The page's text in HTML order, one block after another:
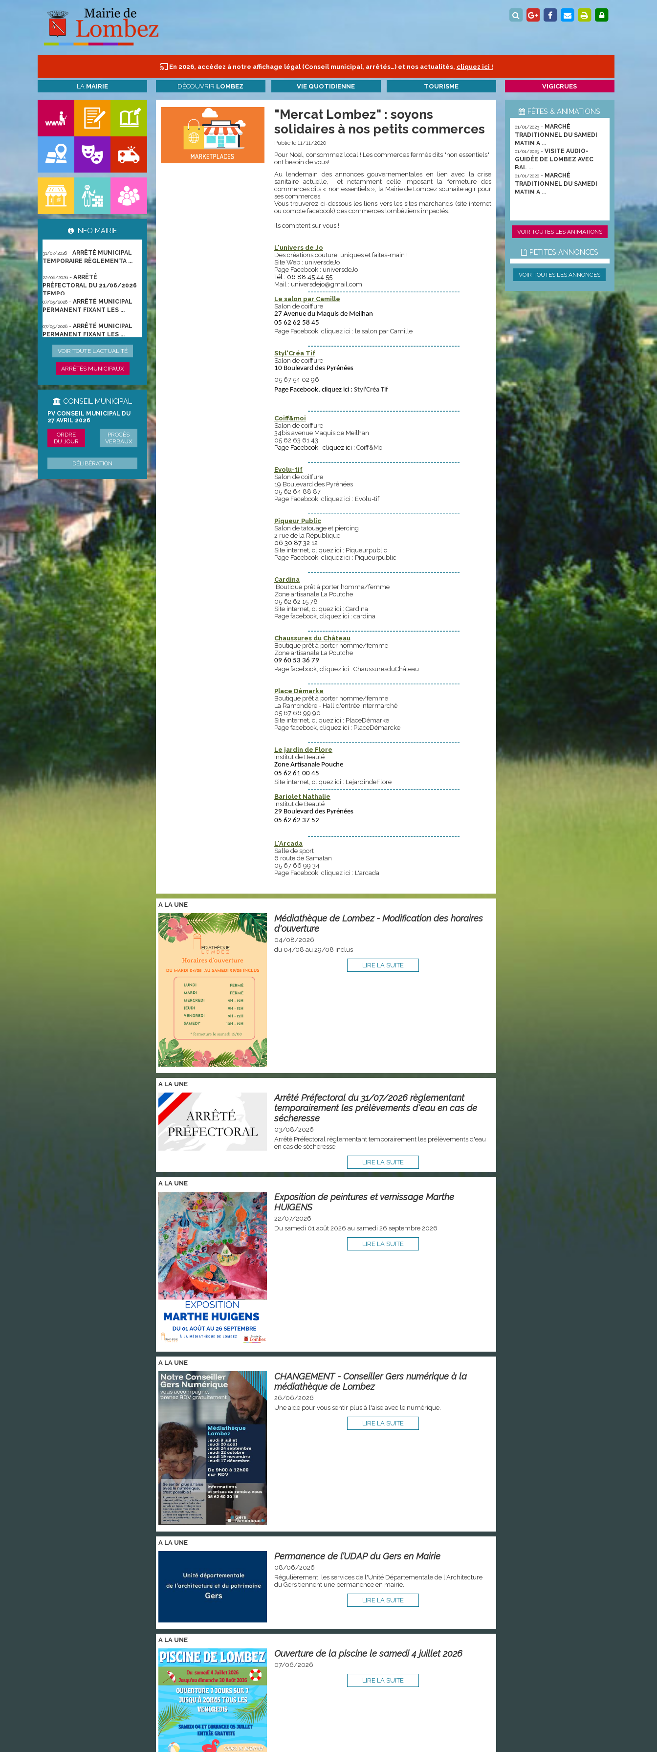
En 2026, accédez à notre affichage légal (Conseil municipal, arrêtés…) et nos actualités, cliquez ici !
LA MAIRIE DÉCOUVRIR LOMBEZ VIE QUOTIDIENNE TOURISME VIGICRUES
INFO MAIRIE
TEMPORAIRES RÈGLEME ...
TEMPORAIRE RÈGLEMENTA ...
PRÉFECTORAL DU 21/06/2026
TEMPO ...
07/05/2026-
PERMANENT FIXANT LES ...
PERMANENT FIXANT LES ...
28/04/2026-UNE NAISSANCE UN
ARBREVOIR TOUTE L'ACTUALITÉ
ARRÊTÉS MUNICIPAUX
CONSEIL MUNICIPAL
PV CONSEIL MUNICIPAL DU
27 AVRIL 2026
ORDRE
DU JOUR
PROCÈS
VERBAUX
DÉLIBÉRATION
"Mercat Lombez" : soyons
solidaires à nos petits commerces
Publié le 11/11/2020
Pour Noël, consommez local ! Les commerces fermés dits "non essentiels"
ont besoin de vous!
Au lendemain des annonces gouvernementales en lien avec la crise
sanitaire actuelle, et notamment celle imposant la fermeture des
commerces dits « non essentiels », la Mairie de Lombez souhaite agir pour
ses commerces.
Vous trouverez ci-dessous les liens vers les sites marchands (site internet
ou compte facebook) des commerces lombéziens impactés.
Ils comptent sur vous !
L'univers de Jo
Des créations couture, uniques et faites-main !
Site Web : universdeJo
Page Facebook : universdeJo
Tél : 06 88 45 44 55
Mail : universdejo@gmail.com
----------------------------------------------------
Le salon par Camille
Salon de coiffure
27 Avenue du Maquis de Meilhan
05 62 62 58 45
Page Facebook, cliquez ici : le salon par Camille
----------------------------------------------------
Styl'Créa Tif
Salon de coiffure
10 Boulevard des Pyrénées
05 67 54 02 96
Page Facebook, cliquez ici : Styl'Créa Tif
----------------------------------------------------
Coiff&moi
Salon de coiffure
34bis avenue Maquis de Meilhan
05 62 63 61 43
Page Facebook, cliquez ici : Coiff&Moi
----------------------------------------------------
Evolu-tif
Salon de coiffure
19 Boulevard des Pyrénées
05 62 64 88 87
Page Facebook, cliquez ici : Evolu-tif
----------------------------------------------------
Piqueur Public
Salon de tatouage et piercing
2 rue de la République
06 30 87 32 12
Site internet, cliquez ici : Piqueurpublic
Page Facebook, cliquez ici : Piqueurpublic
----------------------------------------------------
Cardina
Boutique prêt à porter homme/femme
Zone artisanale La Poutche
05 62 62 15 78
Site internet, cliquez ici : Cardina
Page facebook, cliquez ici : cardina
----------------------------------------------------
Chaussures du Château
Boutique prêt à porter homme/femme
Zone artisanale La Poutche
09 60 53 36 79
Page facebook, cliquez ici : ChaussuresduChâteau
----------------------------------------------------
Place Démarke
Boutique prêt à porter homme/femme
La Ramondère - Hall d'entrée Intermarché
05 67 66 99 90
Site internet, cliquez ici : PlaceDémarke
Page facebook, cliquez ici : PlaceDémarcke
----------------------------------------------------
Le jardin de Flore
Institut de Beauté
Zone Artisanale Pouche
05 62 61 00 45
Site internet, cliquez ici : LejardindeFlore
----------------------------------------------------
Bariolet Nathalie
Institut de Beauté
29 Boulevard des Pyrénées
05 62 62 37 52
----------------------------------------------------
L'Arcada
Salle de sport
6 route de Samatan
05 67 66 99 34
Page Facebook, cliquez ici : L'arcada
A LA UNE
Médiathèque de Lombez - Modification des horaires
d'ouverture
04/08/2026
du 04/08 au 29/08 inclus
LIRE LA SUITE
A LA UNE
Arrêté Préfectoral du 31/07/2026 règlementant
temporairement les prélèvements d'eau en cas de
sécheresse
03/08/2026
Arrêté Préfectoral règlementant temporairement les prélèvements d'eau
en cas de sécheresse
LIRE LA SUITE
A LA UNE
Exposition de peintures et vernissage Marthe
HUIGENS
22/07/2026
Du samedi 01 août 2026 au samedi 26 septembre 2026
LIRE LA SUITE
A LA UNE
CHANGEMENT - Conseiller Gers numérique à la
médiathèque de Lombez
26/06/2026
Une aide pour vous sentir plus à l'aise avec le numérique.
LIRE LA SUITE
A LA UNE
Permanence de l’UDAP du Gers en Mairie
08/06/2026
Régulièrement, les services de l'Unité Départementale de l'Architecture
du Gers tiennent une permanence en mairie.
LIRE LA SUITE
A LA UNE
Ouverture de la piscine le samedi 4 juillet 2026
07/06/2026
LIRE LA SUITE
FÊTES & ANIMATIONS
01/01/2023- MARCHÉ
TRADITIONNEL DU SAMEDI
MATIN A ...
01/01/2023- VISITE AUDIO-
GUIDÉE DE LOMBEZ AVEC
BAL ...
01/01/2020- MARCHÉ
TRADITIONNEL DU SAMEDI
MATIN A ...
VOIR TOUTES LES ANIMATIONS
PETITES ANNONCES
VOIR TOUTES LES ANNONCES